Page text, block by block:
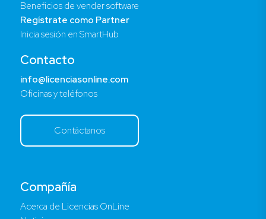
Compañía
Acerca de Licencias OnLine
Beneficios de vender software
Regístrate como Partner
Inicia sesión en SmartHub
Contacto
info@licenciasonline.com
Oficinas y teléfonos
Contáctanos